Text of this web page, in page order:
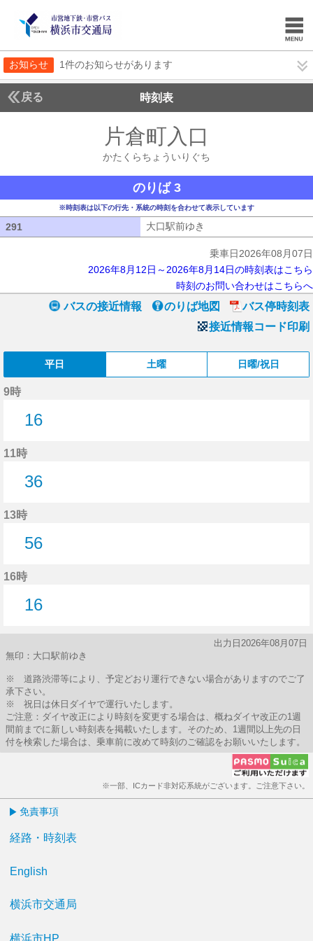
お知らせ 1件のお知らせがあります
戻る 時刻表
片倉町入口
かたくらちょういりぐち
のりば 3
※時刻表は以下の行先・系統の時刻を合わせて表示しています
291 大口駅前ゆき
乗車日2026年08月07日
2026年8月12日～2026年8月14日の時刻表はこちら
時刻のお問い合わせはこちらへ
バスの接近情報 のりば地図
バス停時刻表
接近情報コード印刷
平日 土曜 日曜/祝日
9時
16
11時
36
13時
56
16時
16
出力日2026年08月07日
無印：大口駅前ゆき
※ 道路渋滞等により、予定どおり運行できない場合がありますのでご了
承下さい。
※ 祝日は休日ダイヤで運行いたします。
ご注意：ダイヤ改正により時刻を変更する場合は、概ねダイヤ改正の1週
間前までに新しい時刻表を掲載いたします。そのため、1週間以上先の日
付を検索した場合は、乗車前に改めて時刻のご確認をお願いいたします。
※一部、ICカード非対応系統がございます。ご注意下さい。
免責事項
経路・時刻表
English
横浜市交通局
横浜市HP